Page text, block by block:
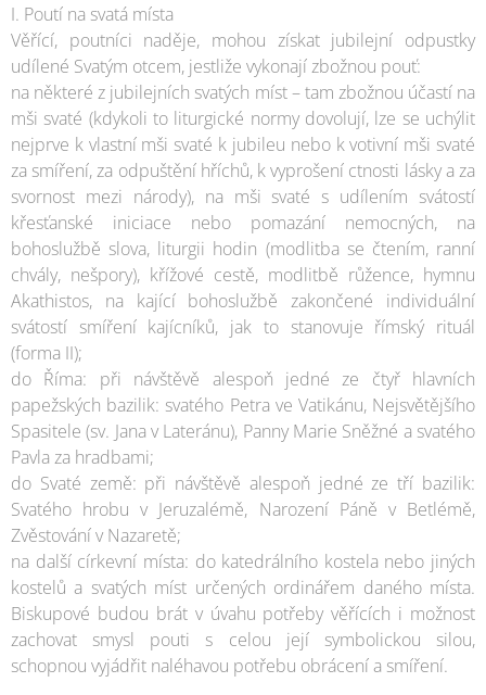
I. Poutí na svatá místa
Věřící, poutníci naděje, mohou získat jubilejní odpustky
udílené Svatým otcem, jestliže vykonají zbožnou pouť:
na některé z jubilejních svatých míst – tam zbožnou účastí na
mši svaté (kdykoli to liturgické normy dovolují, lze se uchýlit
nejprve k vlastní mši svaté k jubileu nebo k votivní mši svaté
za smíření, za odpuštění hříchů, k vyprošení ctnosti lásky a za
svornost mezi národy), na mši svaté s udílením svátostí
křesťanské iniciace nebo pomazání nemocných, na
bohoslužbě slova, liturgii hodin (modlitba se čtením, ranní
chvály, nešpory), křížové cestě, modlitbě růžence, hymnu
Akathistos, na kající bohoslužbě zakončené individuální
svátostí smíření kajícníků, jak to stanovuje římský rituál
(forma II);
do Říma: při návštěvě alespoň jedné ze čtyř hlavních
papežských bazilik: svatého Petra ve Vatikánu, Nejsvětějšího
Spasitele (sv. Jana v Lateránu), Panny Marie Sněžné a svatého
Pavla za hradbami;
do Svaté země: při návštěvě alespoň jedné ze tří bazilik:
Svatého hrobu v Jeruzalémě, Narození Páně v Betlémě,
Zvěstování v Nazaretě;
na další církevní místa: do katedrálního kostela nebo jiných
kostelů a svatých míst určených ordinářem daného místa.
Biskupové budou brát v úvahu potřeby věřících i možnost
zachovat smysl pouti s celou její symbolickou silou,
schopnou vyjádřit naléhavou potřebu obrácení a smíření.